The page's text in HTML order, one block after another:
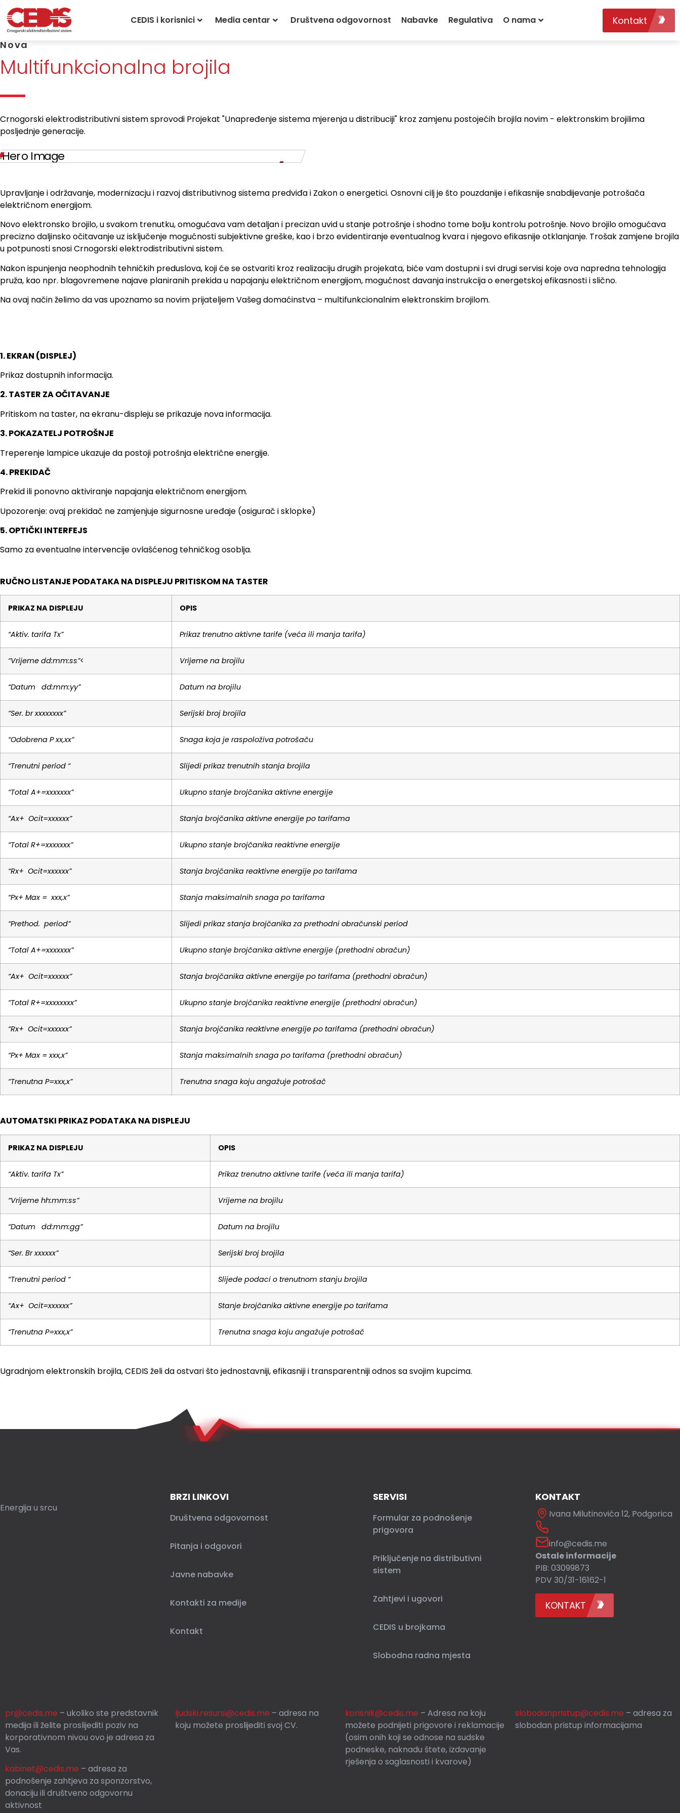
CEDIS i korisnici Media centar Društvena odgovornost Nabavke Regulativa O nama Kontakt
Početna » Nova multifunkcionalna brojila
Nova
Multifunkcionalna brojila
Crnogorski elektrodistributivni sistem sprovodi Projekat "Unapređenje sistema mjerenja u distribuciji" kroz zamjenu postojećih brojila novim - elektronskim brojilima
posljednje generacije.
Upravljanje i održavanje, modernizacju i razvoj distributivnog sistema predviđa i Zakon o energetici. Osnovni cilj je što pouzdanije i efikasnije snabdijevanje potrošača
električnom energijom.
Novo elektronsko brojilo, u svakom trenutku, omogućava vam detaljan i precizan uvid u stanje potrošnje i shodno tome bolju kontrolu potrošnje. Novo brojilo omogućava
precizno daljinsko očitavanje uz isključenje mogućnosti subjektivne greške, kao i brzo evidentiranje eventualnog kvara i njegovo efikasnije otklanjanje. Trošak zamjene brojila
u potpunosti snosi Crnogorski elektrodistributivni sistem.
Nakon ispunjenja neophodnih tehničkih preduslova, koji će se ostvariti kroz realizaciju drugih projekata, biće vam dostupni i svi drugi servisi koje ova napredna tehnologija
pruža, kao npr. blagovremene najave planiranih prekida u napajanju električnom energijom, mogućnost davanja instrukcija o energetskoj efikasnosti i slično.
Na ovaj način želimo da vas upoznamo sa novim prijateljem Vašeg domaćinstva – multifunkcionalnim elektronskim brojilom.
1. EKRAN (DISPLEJ)
Prikaz dostupnih informacija.
2. TASTER ZA OČITAVANJE
Pritiskom na taster, na ekranu-displeju se prikazuje nova informacija.
3. POKAZATELJ POTROŠNJE
Treperenje lampice ukazuje da postoji potrošnja električne energije.
4. PREKIDAČ
Prekid ili ponovno aktiviranje napajanja električnom energijom.
Upozorenje: ovaj prekidač ne zamjenjuje sigurnosne uređaje (osigurač i sklopke)
5. OPTIČKI INTERFEJS
Samo za eventualne intervencije ovlašćenog tehničkog osoblja.
RUČNO LISTANJE PODATAKA NA DISPLEJU PRITISKOM NA TASTER
PRIKAZ NA DISPLEJU OPIS
“Aktiv. tarifa Tx” Prikaz trenutno aktivne tarife (veća ili manja tarifa)
“Vrijeme dd:mm:ss”< Vrijeme na brojilu
“Datum dd:mm:yy” Datum na brojilu
“Ser. br xxxxxxxx” Serijski broj brojila
“Odobrena P xx,xx” Snaga koja je raspoloživa potrošaču
“Trenutni period “ Slijedi prikaz trenutnih stanja brojila
“Total A+=xxxxxxx” Ukupno stanje brojčanika aktivne energije
“Ax+ Ocit=xxxxxx” Stanja brojčanika aktivne energije po tarifama
“Total R+=xxxxxxx” Ukupno stanje brojčanika reaktivne energije
“Rx+ Ocit=xxxxxx” Stanja brojčanika reaktivne energije po tarifama
“Px+ Max = xxx,x” Stanja maksimalnih snaga po tarifama
“Prethod. period” Slijedi prikaz stanja brojčanika za prethodni obračunski period
“Total A+=xxxxxxx” Ukupno stanje brojčanika aktivne energije (prethodni obračun)
“Ax+ Ocit=xxxxxx” Stanja brojčanika aktivne energije po tarifama (prethodni obračun)
“Total R+=xxxxxxxx” Ukupno stanje brojčanika reaktivne energije (prethodni obračun)
“Rx+ Ocit=xxxxxx” Stanja brojčanika reaktivne energije po tarifama (prethodni obračun)
“Px+ Max = xxx,x” Stanja maksimalnih snaga po tarifama (prethodni obračun)
“Trenutna P=xxx,x” Trenutna snaga koju angažuje potrošač
AUTOMATSKI PRIKAZ PODATAKA NA DISPLEJU
PRIKAZ NA DISPLEJU OPIS
“Aktiv. tarifa Tx” Prikaz trenutno aktivne tarife (veća ili manja tarifa)
“Vrijeme hh:mm:ss” Vrijeme na brojilu
“Datum dd:mm:gg” Datum na brojilu
“Ser. Br xxxxxx” Serijski broj brojila
“Trenutni period “ Slijede podaci o trenutnom stanju brojila
“Ax+ Ocit=xxxxxx” Stanje brojčanika aktivne energije po tarifama
“Trenutna P=xxx,x” Trenutna snaga koju angažuje potrošač
Ugradnjom elektronskih brojila, CEDIS želi da ostvari što jednostavniji, efikasniji i transparentniji odnos sa svojim kupcima.
Energija u srcu
BRZI LINKOVI
Društvena odgovornost
Pitanja i odgovori
Javne nabavke
Kontakti za medije
Kontakt
SERVISI
Formular za podnošenje
prigovora
Priključenje na distributivni
sistem
Zahtjevi i ugovori
CEDIS u brojkama
Slobodna radna mjesta
KONTAKT
Ivana Milutinovića 12, Podgorica
info@cedis.me
Ostale informacije
PIB: 03099873
PDV 30/31-16162-1
KONTAKT
pr@cedis.me – ukoliko ste predstavnik
medija ili želite proslijediti poziv na
korporativnom nivou ovo je adresa za
Vas.
kabinet@cedis.me – adresa za
podnošenje zahtjeva za sponzorstvo,
donaciju ili društveno odgovornu
aktivnost
ljudski.resursi@cedis.me – adresa na
koju možete proslijediti svoj CV.
korisnik@cedis.me – Adresa na koju
možete podnijeti prigovore i reklamacije
(osim onih koji se odnose na sudske
podneske, naknadu štete, izdavanje
rješenja o saglasnosti i kvarove)
slobodanpristup@cedis.me – adresa za
slobodan pristup informacijama